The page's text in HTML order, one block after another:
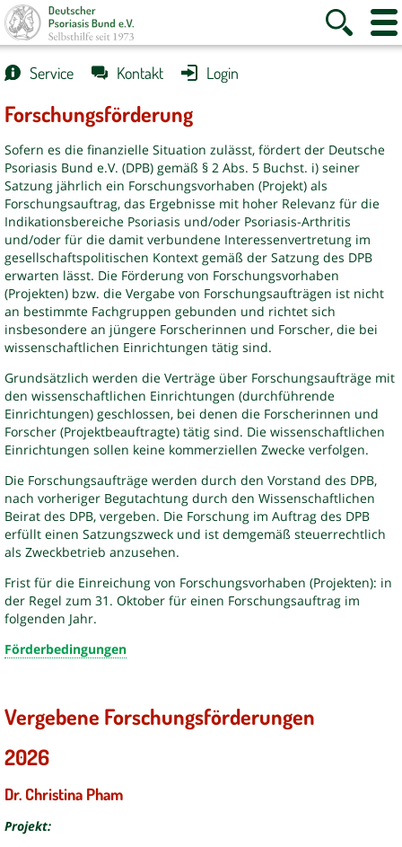
Suche
anzeigen
Service Kontakt Login
Forschungsförderung
Sofern es die finanzielle Situation zulässt, fördert der Deutsche
Psoriasis Bund e.V. (DPB) gemäß § 2 Abs. 5 Buchst. i) seiner
Satzung jährlich ein Forschungsvorhaben (Projekt) als
Forschungsauftrag, das Ergebnisse mit hoher Relevanz für die
Indikationsbereiche Psoriasis und/oder Psoriasis-Arthritis
und/oder für die damit verbundene Interessenvertretung im
gesellschaftspolitischen Kontext gemäß der Satzung des DPB
erwarten lässt. Die Förderung von Forschungsvorhaben
(Projekten) bzw. die Vergabe von Forschungsaufträgen ist nicht
an bestimmte Fachgruppen gebunden und richtet sich
insbesondere an jüngere Forscherinnen und Forscher, die bei
wissenschaftlichen Einrichtungen tätig sind.
Grundsätzlich werden die Verträge über Forschungsaufträge mit
den wissenschaftlichen Einrichtungen (durchführende
Einrichtungen) geschlossen, bei denen die Forscherinnen und
Forscher (Projektbeauftragte) tätig sind. Die wissenschaftlichen
Einrichtungen sollen keine kommerziellen Zwecke verfolgen.
Die Forschungsaufträge werden durch den Vorstand des DPB,
nach vorheriger Begutachtung durch den Wissenschaftlichen
Beirat des DPB, vergeben. Die Forschung im Auftrag des DPB
erfüllt einen Satzungszweck und ist demgemäß steuerrechtlich
als Zweckbetrieb anzusehen.
Frist für die Einreichung von Forschungsvorhaben (Projekten): in
der Regel zum 31. Oktober für einen Forschungsauftrag im
folgenden Jahr.
Förderbedingungen
Vergebene Forschungsförderungen
2026
Dr. Christina Pham
Projekt: